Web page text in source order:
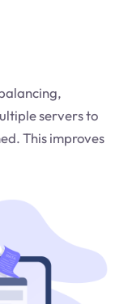
servers to
This improves